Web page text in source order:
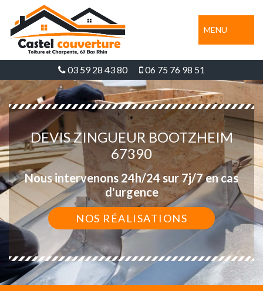
MENU
03 59 28 43 80 06 75 76 98 51
DEVIS ZINGUEUR BOOTZHEIM
67390
Nous intervenons 24h/24 sur 7j/7 en cas
d'urgence
NOS RÉALISATIONS